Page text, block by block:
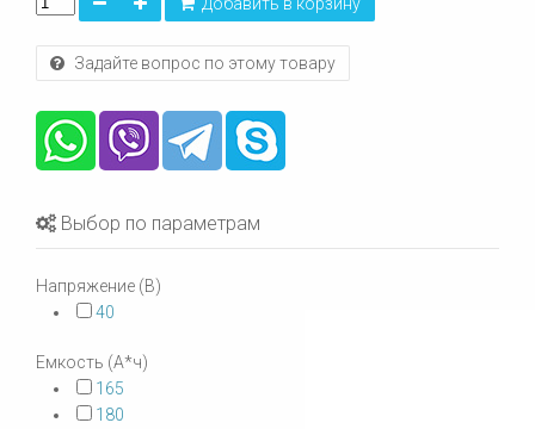
Задайте вопрос по этому товару
Выбор по параметрам
Напряжение (В)
40
Емкость (А*ч)
165
180